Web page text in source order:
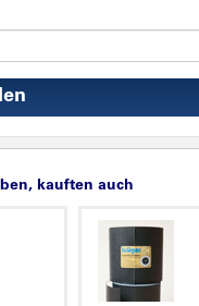
kauften auch